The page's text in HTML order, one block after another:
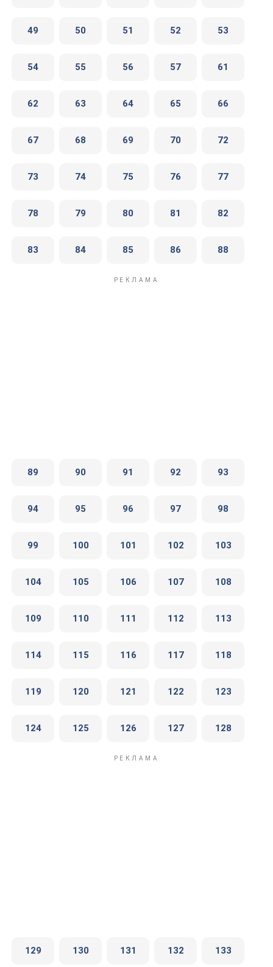
Play Video
49 50 51 52 53
54 55 56 57 61
62 63 64 65 66
67 68 69 70 72
73 74 75 76 77
78 79 80 81 82
83 84 85 86 88
89 90 91 92 93
94 95 96 97 98
99 100 101 102 103
104 105 106 107 108
109 110 111 112 113
114 115 116 117 118
119 120 121 122 123
124 125 126 127 128
129 130 131 132 133